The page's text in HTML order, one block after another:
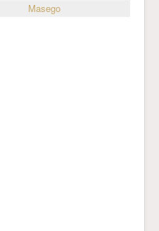
Masego